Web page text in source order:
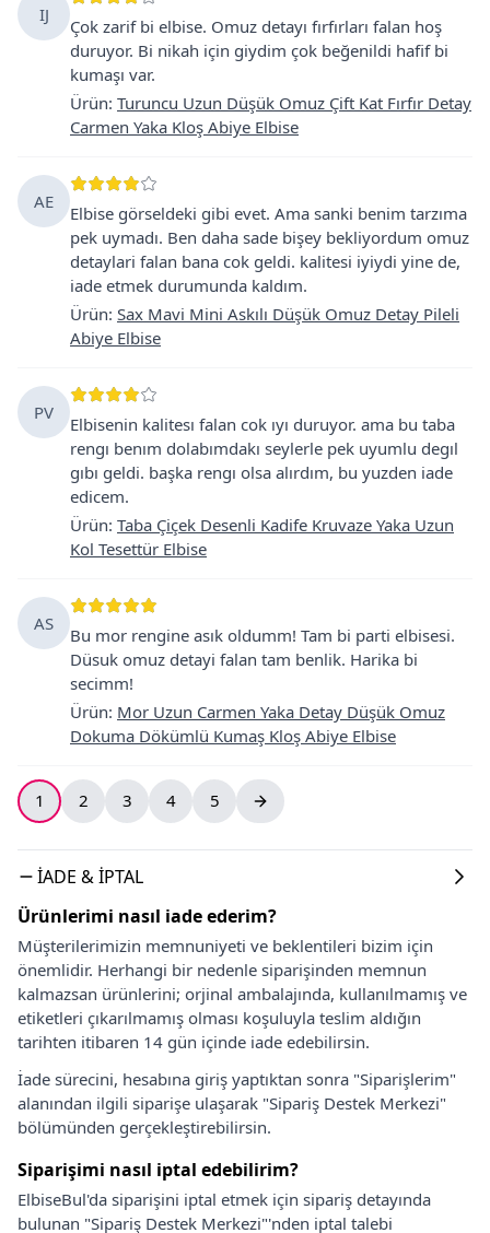
IJ
Çok zarif bi elbise. Omuz detayı fırfırları falan hoş
duruyor. Bi nikah için giydim çok beğenildi hafif bi
kumaşı var.
Ürün: Turuncu Uzun Düşük Omuz Çift Kat Fırfır Detay
Carmen Yaka Kloş Abiye Elbise
AE
Elbise görseldeki gibi evet. Ama sanki benim tarzıma
pek uymadı. Ben daha sade bişey bekliyordum omuz
detaylari falan bana cok geldi. kalitesi iyiydi yine de,
iade etmek durumunda kaldım.
Ürün: Sax Mavi Mini Askılı Düşük Omuz Detay Pileli
Abiye Elbise
PV
Elbisenin kalitesı falan cok ıyı duruyor. ama bu taba
rengı benım dolabımdakı seylerle pek uyumlu degıl
gıbı geldi. başka rengı olsa alırdım, bu yuzden iade
edicem.
Ürün: Taba Çiçek Desenli Kadife Kruvaze Yaka Uzun
Kol Tesettür Elbise
AS
Bu mor rengine asık oldumm! Tam bi parti elbisesi.
Düsuk omuz detayi falan tam benlik. Harika bi
secimm!
Ürün: Mor Uzun Carmen Yaka Detay Düşük Omuz
Dokuma Dökümlü Kumaş Kloş Abiye Elbise
1 2 3 4 5
İADE & İPTAL
Ürünlerimi nasıl iade ederim?
Müşterilerimizin memnuniyeti ve beklentileri bizim için
önemlidir. Herhangi bir nedenle siparişinden memnun
kalmazsan ürünlerini; orjinal ambalajında, kullanılmamış ve
etiketleri çıkarılmamış olması koşuluyla teslim aldığın
tarihten itibaren 14 gün içinde iade edebilirsin.
İade sürecini, hesabına giriş yaptıktan sonra "Siparişlerim"
alanından ilgili siparişe ulaşarak "Sipariş Destek Merkezi"
bölümünden gerçekleştirebilirsin.
Siparişimi nasıl iptal edebilirim?
ElbiseBul'da siparişini iptal etmek için sipariş detayında
bulunan "Sipariş Destek Merkezi"'nden iptal talebi